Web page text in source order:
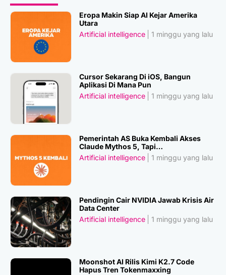
Eropa Makin Siap AI Kejar Amerika
Utara
Artificial intelligence
1 minggu yang lalu
Cursor Sekarang Di iOS, Bangun
Aplikasi Di Mana Pun
Artificial intelligence
1 minggu yang lalu
Pemerintah AS Buka Kembali Akses
Claude Mythos 5, Tapi…
Artificial intelligence
1 minggu yang lalu
Pendingin Cair NVIDIA Jawab Krisis Air
Data Center
Artificial intelligence
1 minggu yang lalu
Moonshot AI Rilis Kimi K2.7 Code
Hapus Tren Tokenmaxxing